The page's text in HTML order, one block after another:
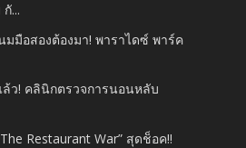
...
มมือสองต้องมา! พาราไดซ์ พาร์ค
ล้ว! คลินิกตรวจการนอนหลับ
Restaurant War” สุดช็อค!!